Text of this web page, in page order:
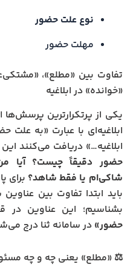
نوع علت حضور
مهلت حضور
تفاوت بین «مطلع»،
«خوانده» در ابلاغیه
یکی از پرتکرارترین پرسش‌ها
ابلاغیه‌ای با عبارت «به علت
ابلاغیه…» دریافت می‌کنند
حضور دقیقاً چیست؟ آیا
شاکی‌ام یا فقط شاهد؟ برای
باید ابتدا تفاوت بین عناوین
بشناسیم؛ این عناوین در
حضور» در سامانه ثنا درج
⚖️ «مطلع» یعنی چه و چه